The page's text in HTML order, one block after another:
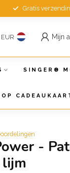
Gratis
EUR Mijn
SINGER®
-
lijm